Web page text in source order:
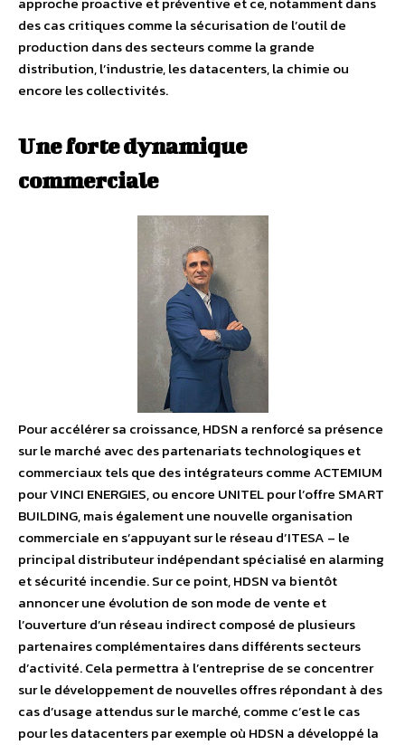
des cas critiques comme la sécurisation de l’outil de
production dans des secteurs comme la grande
distribution, l’industrie, les datacenters, la chimie ou
encore les collectivités.
Une forte dynamique
commerciale
Pour accélérer sa croissance, HDSN a renforcé sa présence
sur le marché avec des partenariats technologiques et
commerciaux tels que des intégrateurs comme ACTEMIUM
pour VINCI ENERGIES, ou encore UNITEL pour l’offre SMART
BUILDING, mais également une nouvelle organisation
commerciale en s’appuyant sur le réseau d’ITESA – le
principal distributeur indépendant spécialisé en alarming
et sécurité incendie. Sur ce point, HDSN va bientôt
annoncer une évolution de son mode de vente et
l’ouverture d’un réseau indirect composé de plusieurs
partenaires complémentaires dans différents secteurs
d’activité. Cela permettra à l’entreprise de se concentrer
sur le développement de nouvelles offres répondant à des
cas d’usage attendus sur le marché, comme c’est le cas
pour les datacenters par exemple où HDSN a développé la